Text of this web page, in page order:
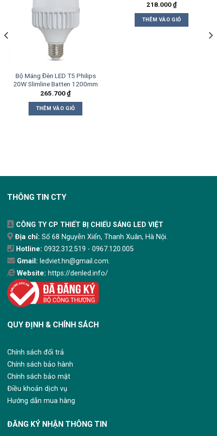
Bộ Máng Đèn LED T5 Philips
20W Slimline Batten 1200mm
265.700₫
THÊM VÀO GIỎ
218.000₫
THÊM VÀO GIỎ
THÔNG TIN CTY
CÔNG TY CP THIẾT BỊ CHIẾU SÁNG LED VIỆT
Địa chỉ: Số 68 Nguyễn Xiển, Thanh Xuân, Hà Nội.
Hotline: 0932.312.519 - 0967.120.005
Gmail: ledviet.hn@gmail.com.
Website: https://denled.info/
QUY ĐỊNH & CHÍNH SÁCH
Chính sách đổi trả
Chính sách bảo hành
Chính sách bảo mật
Điều khoản dịch vụ
Hướng dẫn mua hàng
ĐĂNG KÝ NHẬN THÔNG TIN